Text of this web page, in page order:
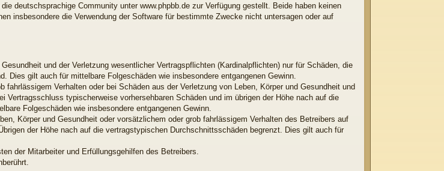
deutschsprachige Community unter www.phpbb.de zur Verfügung gestellt. Beide haben keinen
insbesondere die Verwendung der Software für bestimmte Zwecke nicht untersagen oder auf
und der Verletzung wesentlicher Vertragspflichten (Kardinalpflichten) nur für Schäden, die
gilt auch für mittelbare Folgeschäden wie insbesondere entgangenen Gewinn.
Verhalten oder bei Schäden aus der Verletzung von Leben, Körper und Gesundheit und
Vertragsschluss typischerweise vorhersehbaren Schäden und im übrigen der Höhe nach auf die
Folgeschäden wie insbesondere entgangenen Gewinn.
Körper und Gesundheit oder vorsätzlichem oder grob fahrlässigem Verhalten des Betreibers auf
der Höhe nach auf die vertragstypischen Durchschnittsschäden begrenzt. Dies gilt auch für
der Mitarbeiter und Erfüllungsgehilfen des Betreibers.